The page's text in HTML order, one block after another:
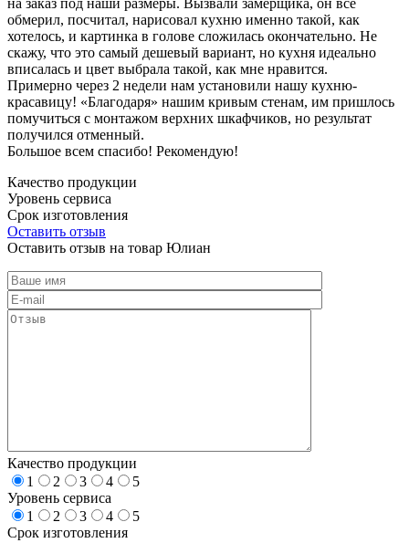
обмерил, посчитал, нарисовал кухню именно такой, как
хотелось, и картинка в голове сложилась окончательно. Не
скажу, что это самый дешевый вариант, но кухня идеально
вписалась и цвет выбрала такой, как мне нравится.
Примерно через 2 недели нам установили нашу кухню-
красавицу! «Благодаря» нашим кривым стенам, им пришлось
помучиться с монтажом верхних шкафчиков, но результат
получился отменный.
Большое всем спасибо! Рекомендую!
Качество продукции
Уровень сервиса
Срок изготовления
Оставить отзыв
Оставить отзыв на товар Юлиан
Качество продукции
1
2 3 4
5
Уровень сервиса
1
2 3 4
5
Срок изготовления